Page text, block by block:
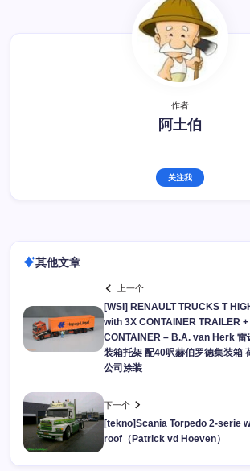
作者
阿土伯
关注我
其他文章
上一个
[WSI] RENAULT TRUCKS T
with 3X CONTAINER TRAILER
CONTAINER – B.A. van Herk 雷
装箱托架 配40呎赫伯罗德集装箱
公司涂装
下一个
[tekno]Scania Torpedo 2-serie
roof（Patrick vd Hoeven）